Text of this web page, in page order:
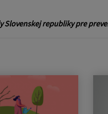
Slovenskej republiky pre